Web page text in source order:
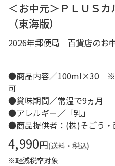
＜お中元＞ＰＬＵＳ
（東海版）
2026年郵便局 百貨店のお
●商品内容／100ml×30 ※
可
●賞味期間／常温で9ヵ月
●アレルギー／「乳」
●商品提供者：(株)そごう
4,990円(送料・税込)
※軽減税率対象